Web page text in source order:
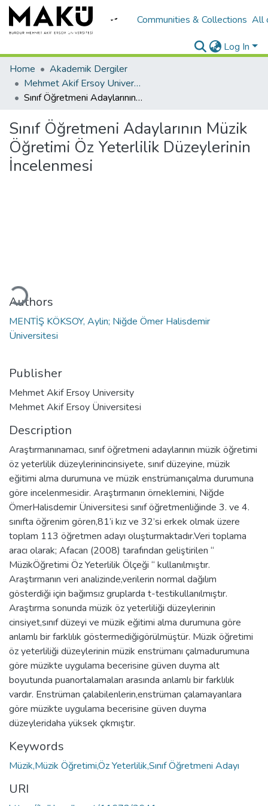
Communities & Collections All
Log In
Home
Akademik Dergiler
Mehmet Akif Ersoy University Journal of Education Faculty
Sınıf Öğretmeni Adaylarının Müzik Öğretimi Öz Yeterlilik Düzeylerinin İncelenmesi
Sınıf Öğretmeni Adaylarının Müzik
Öğretimi Öz Yeterlilik Düzeylerinin
İncelenmesi
Authors
MENTİŞ KÖKSOY, Aylin; Niğde Ömer Halisdemir
Üniversitesi
Publisher
Mehmet Akif Ersoy University
Mehmet Akif Ersoy Üniversitesi
Description
Araştırmanınamacı, sınıf öğretmeni adaylarının müzik öğretimi
öz yeterlilik düzeylerinincinsiyete, sınıf düzeyine, müzik
eğitimi alma durumuna ve müzik enstrümanıçalma durumuna
göre incelenmesidir. Araştırmanın örneklemini, Niğde
ÖmerHalisdemir Üniversitesi sınıf öğretmenliğinde 3. ve 4.
sınıfta öğrenim gören,81’i kız ve 32’si erkek olmak üzere
toplam 113 öğretmen adayı oluşturmaktadır.Veri toplama
aracı olarak; Afacan (2008) tarafından geliştirilen “
MüzikÖğretimi Öz Yeterlilik Ölçeği “ kullanılmıştır.
Araştırmanın veri analizinde,verilerin normal dağılım
gösterdiği için bağımsız gruplarda t-testikullanılmıştır.
Araştırma sonunda müzik öz yeterliliği düzeylerinin
cinsiyet,sınıf düzeyi ve müzik eğitimi alma durumuna göre
anlamlı bir farklılık göstermediğigörülmüştür. Müzik öğretimi
öz yeterliliği düzeylerinin müzik enstrümanı çalmadurumuna
göre müzikte uygulama becerisine güven duyma alt
boyutunda puanortalamaları arasında anlamlı bir farklılık
vardır. Enstrüman çalabilenlerin,enstrüman çalamayanlara
göre müzikte uygulama becerisine güven duyma
düzeyleridaha yüksek çıkmıştır.
Keywords
Müzik,Müzik Öğretimi,Öz Yeterlilik,Sınıf Öğretmeni Adayı
URI